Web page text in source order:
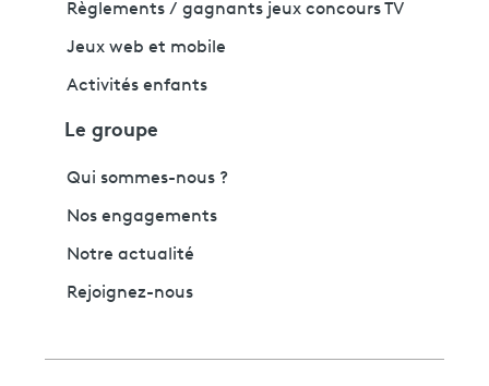
Règlements / gagnants jeux concours TV
Jeux web et mobile
Activités enfants
Le groupe
Qui sommes-nous ?
Nos engagements
Notre actualité
Rejoignez-nous